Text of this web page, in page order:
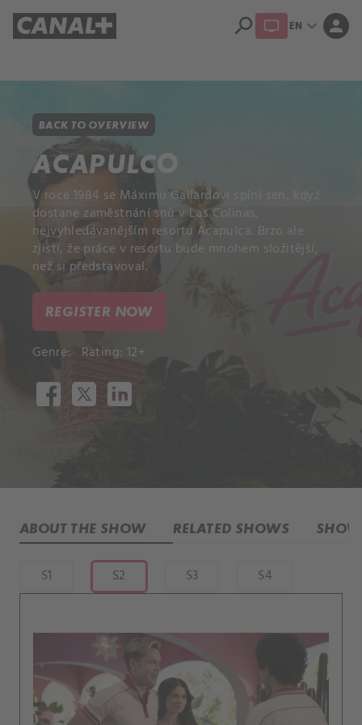
search EN expand_more person
BACK TO OVERVIEW
ACAPULCO
V roce 1984 se Máximu Gallardovi splní sen, když
dostane zaměstnání snů v Las Colinas,
nejvyhledávanějším resortu Acapulca. Brzo ale
zjistí, že práce v resortu bude mnohem složitější,
než si představoval.
REGISTER NOW
Genre: Rating: 12+
ABOUT THE SHOW RELATED SHOWS
S1 S2 S3 S4